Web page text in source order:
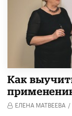
Как
ЕЛЕНА МАТВЕЕВА /